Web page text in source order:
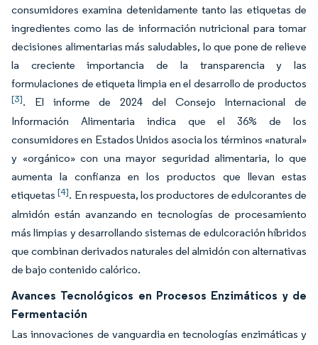
consumidores examina detenidamente tanto las etiquetas de
ingredientes como las de información nutricional para tomar
decisiones alimentarias más saludables, lo que pone de relieve
la creciente importancia de la transparencia y las
formulaciones de etiqueta limpia en el desarrollo de productos
[3]. El informe de 2024 del Consejo Internacional de
Información Alimentaria indica que el 36% de los
consumidores en Estados Unidos asocia los términos «natural»
y «orgánico» con una mayor seguridad alimentaria, lo que
aumenta la confianza en los productos que llevan estas
etiquetas[4]. En respuesta, los productores de edulcorantes de
almidón están avanzando en tecnologías de procesamiento
más limpias y desarrollando sistemas de edulcoración híbridos
que combinan derivados naturales del almidón con alternativas
de bajo contenido calórico.
Avances Tecnológicos en Procesos Enzimáticos y de
Fermentación
Las innovaciones de vanguardia en tecnologías enzimáticas y